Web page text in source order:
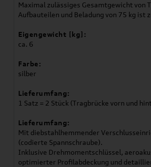
Maximal zulässiges Gesamtgewicht von
Aufbauteilen und Beladung von 75 kg ist
Eigengewicht [kg]:
ca. 6
Farbe:
silber
Lieferumfang:
1 Satz = 2 Stück (Tragbrücke vorn und
Lieferumfang:
Mit diebstahlhemmender
(codierte Spannschraube).
Inklusive Drehmomentschlüssel,
optimierter Profilabdeckung und